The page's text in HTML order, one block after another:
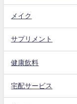
メイク
サプリメント
健康飲料
宅配サービス